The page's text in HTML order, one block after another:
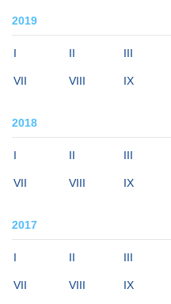
2019
I II III
VII VIII IX
2018
I II III
VII VIII IX
2017
I II III
VII VIII IX